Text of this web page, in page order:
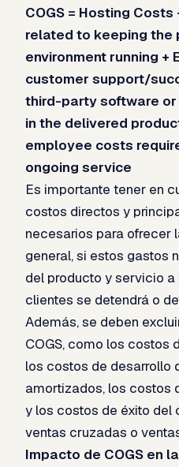
COGS = Hosting
related to keeping the
environment running +
customer support/
third-party software
in the delivered
employee costs
ongoing service
Es importante tener en
costos directos y
necesarios para ofrecer
general, si estos gastos
del producto y servicio
clientes se detendrá o
Además, se deben
COGS, como los costos
los costos de desarrollo
amortizados, los costos
y los costos de éxito del
ventas cruzadas o
Impacto de COGS en